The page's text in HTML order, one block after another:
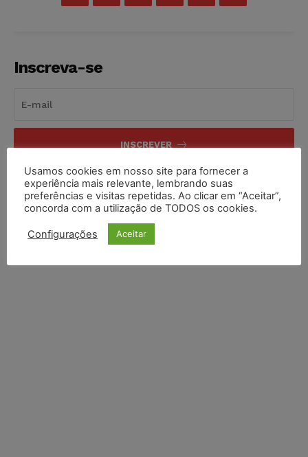
Inscreva-se
INSCREVER
Li e aceito aPolítica de Privacidade.
Usamos cookies em nosso site para fornecer a
experiência mais relevante, lembrando suas
preferências e visitas repetidas. Ao clicar em “Aceitar”,
concorda com a utilização de TODOS os cookies.
Configurações Aceitar